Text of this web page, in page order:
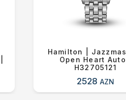
Hamilton |
Open Heart Auto
H32705121
2528AZN